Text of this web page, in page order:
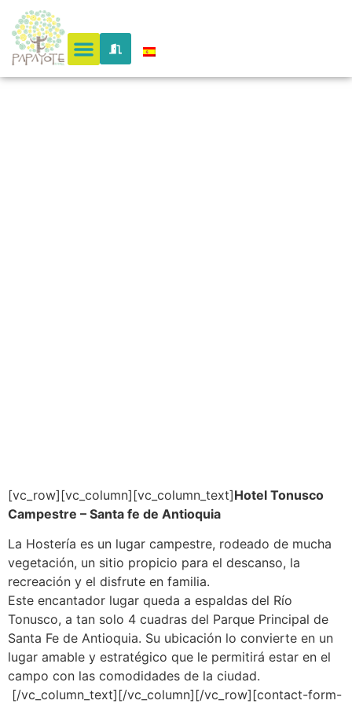
Tonusco
[vc_row][vc_column][vc_column_text]Hotel Tonusco
Campestre – Santa fe de Antioquia
La Hostería es un lugar campestre, rodeado de mucha
vegetación, un sitio propicio para el descanso, la
recreación y el disfrute en familia.
Este encantador lugar queda a espaldas del Río
Tonusco, a tan solo 4 cuadras del Parque Principal de
Santa Fe de Antioquia. Su ubicación lo convierte en un
lugar amable y estratégico que le permitirá estar en el
campo con las comodidades de la ciudad.
[/vc_column_text][/vc_column][/vc_row][contact-form-